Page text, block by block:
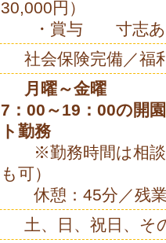
30,000円）
・賞与 寸志あ
社会保険完備／福
月曜～金曜
7：00～19：00の開
ト勤務
※勤務時間は相談
も可）
休憩：45分／残業
土、日、祝日、そ